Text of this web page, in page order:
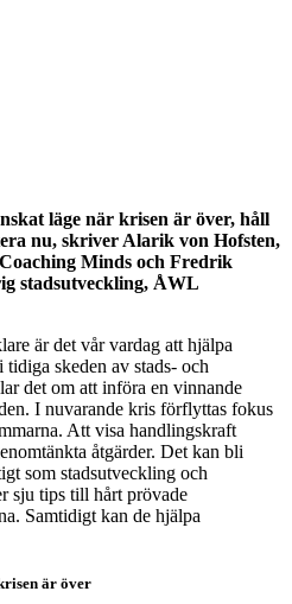
läge när krisen är över, håll
nu, skriver Alarik von Hofsten,
Minds och Fredrik
stadsutveckling, ÅWL
är det vår vardag att hjälpa
skeden av stads- och
det om att införa en vinnande
I nuvarande kris förflyttas fokus
Att visa handlingskraft
åtgärder. Det kan bli
som stadsutveckling och
sju tips till hårt prövade
Samtidigt kan de hjälpa
är över